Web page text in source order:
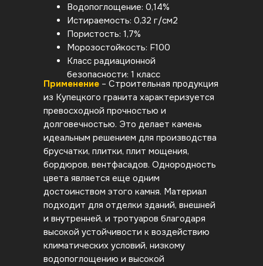
Водопоглощение: 0,14%
Истираемость: 0,32 г/см2
Пористость: 1,7%
Морозостойкость: F100
Класс радиационной
безопасности: 1 класс
Применение – Строительная продукция
из Купецкого гранита характеризуется
превосходной прочностью и
долговечностью. Это делает камень
идеальным решением для производства
брусчатки, плитки, плит мощения,
бордюров, вентфасадов. Однородность
цвета является еще одним
достоинством этого камня. Материал
подходит для отделки зданий, внешней
и внутренней, и тротуаров благодаря
высокой устойчивости к воздействию
климатических условий, низкому
водопоглощению и высокой